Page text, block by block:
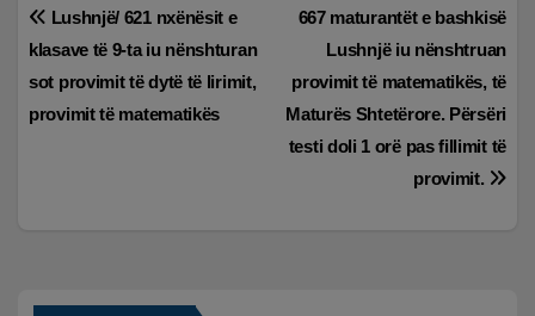
Lëvizje
te
postimet
667 maturantët e bashkisë
Lushnjë iu nënshtruan
provimit të matematikës, të
Maturës Shtetërore. Përsëri
testi doli 1 orë pas fillimit të
provimit.
Lushnjë/ 621 nxënësit e
klasave të 9-ta iu nënshturan
sot provimit të dytë të lirimit,
provimit të matematikës